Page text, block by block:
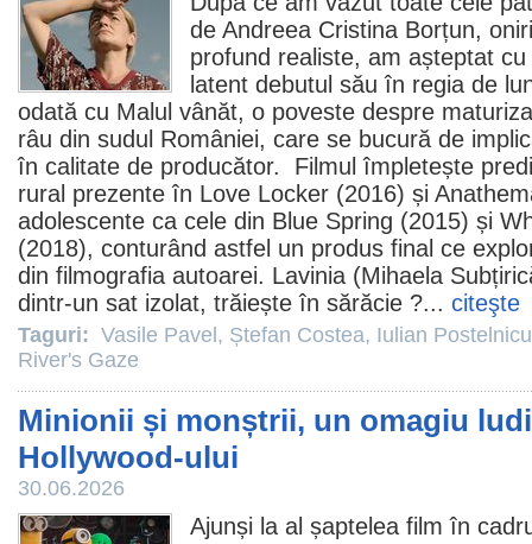
de Andreea Cristina Borțun,
profund realiste, am așteptat
latent debutul său în regia de
odată cu Malul vânăt, o poveste despre
râu din sudul României, care se bucură de
în calitate de producător. Filmul împletește
rural prezente în Love Locker (2016) și
adolescente ca cele din Blue Spring (2015) și
(2018), conturând astfel un produs final ce
din filmografia autoarei. Lavinia (Mihaela
dintr-un sat izolat, trăiește în sărăcie ?... citeşte
Taguri: Vasile Pavel , Ștefan Costea, Iulian Postelnicu
River's Gaze
Minionii și monștrii, un omagiu
Hollywood-ului
30.06.2026
Ajunși la al șaptelea film în